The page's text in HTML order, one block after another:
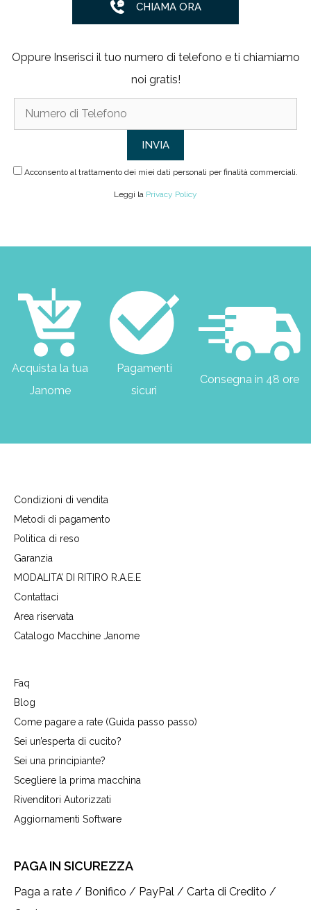
CHIAMA ORA
Oppure Inserisci il tuo numero di telefono e ti chiamiamo
noi gratis!
Acconsento al trattamento dei miei dati personali per finalità commerciali.
Leggi la Privacy Policy
Acquista la tua
Janome
Pagamenti
sicuri
Consegna in 48 ore
Condizioni di vendita
Metodi di pagamento
Politica di reso
Garanzia
MODALITA’ DI RITIRO R.A.E.E
Contattaci
Area riservata
Catalogo Macchine Janome
Faq
Blog
Come pagare a rate (Guida passo passo)
Sei un’esperta di cucito?
Sei una principiante?
Scegliere la prima macchina
Rivenditori Autorizzati
Aggiornamenti Software
PAGA IN SICUREZZA
Paga a rate / Bonifico / PayPal / Carta di Credito /